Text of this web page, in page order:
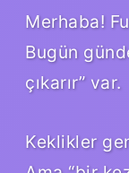
Merhaba!
Bugün
çıkarır” var.
Keklikler